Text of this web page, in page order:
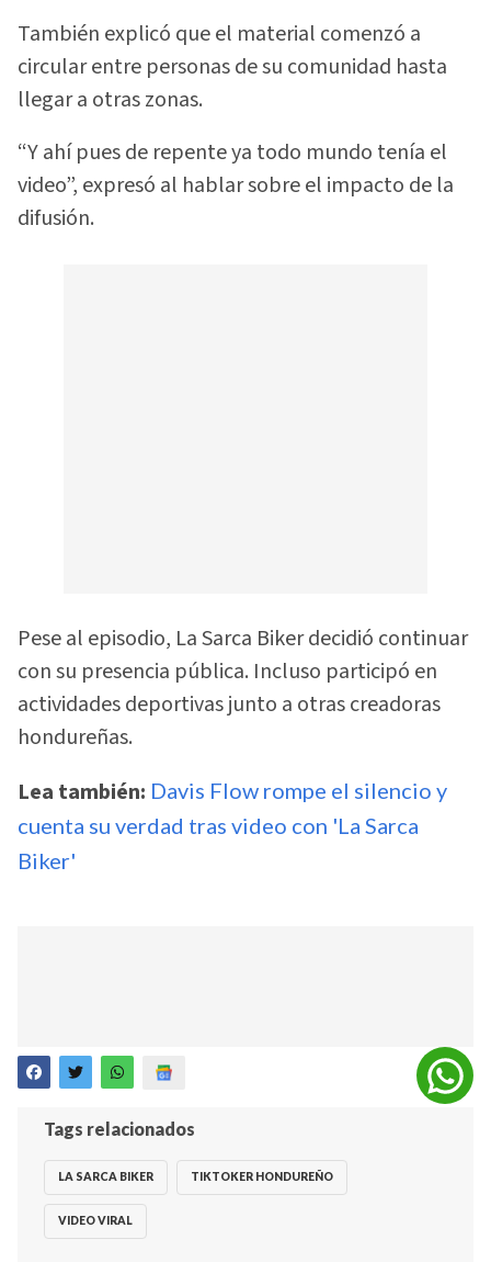
También explicó que el material comenzó a
circular entre personas de su comunidad hasta
llegar a otras zonas.
“Y ahí pues de repente ya todo mundo tenía el
video”, expresó al hablar sobre el impacto de la
difusión.
Pese al episodio, La Sarca Biker decidió continuar
con su presencia pública. Incluso participó en
actividades deportivas junto a otras creadoras
hondureñas.
Lea también: Davis Flow rompe el silencio y
cuenta su verdad tras video con 'La Sarca
Biker'
Tags relacionados
LA SARCA BIKER TIKTOKER HONDUREÑO
VIDEO VIRAL